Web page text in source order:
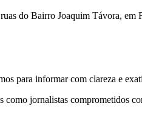
do Bairro Joaquim Távora,
para informar com clareza e
jornalistas comprometidos